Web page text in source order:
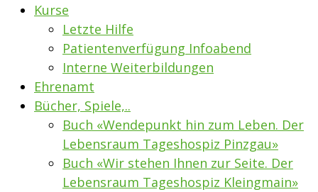
Kurse
Letzte Hilfe
Patientenverfügung Infoabend
Interne Weiterbildungen
Ehrenamt
Bücher, Spiele,..
Buch «Wendepunkt hin zum Leben. Der
Lebensraum Tageshospiz Pinzgau»
Buch «Wir stehen Ihnen zur Seite. Der
Lebensraum Tageshospiz Kleingmain»